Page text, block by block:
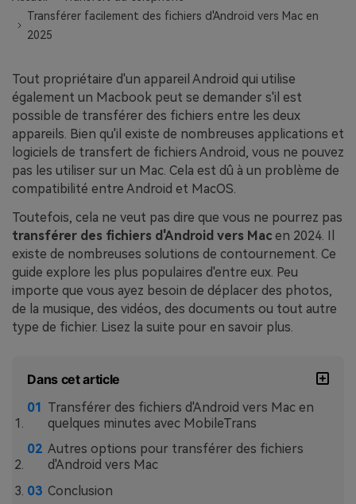
EXPLOREZ PLUS DE SUJETS
Plan Éducation
Transférer facilement des fichiers d'Android vers Mac en
2025
Tout propriétaire d'un appareil Android qui utilise
également un Macbook peut se demander s'il est
possible de transférer des fichiers entre les deux
appareils. Bien qu'il existe de nombreuses applications et
logiciels de transfert de fichiers Android, vous ne pouvez
pas les utiliser sur un Mac. Cela est dû à un problème de
compatibilité entre Android et MacOS.
Toutefois, cela ne veut pas dire que vous ne pourrez pas
transférer des fichiers d'Android vers Mac en 2024. Il
existe de nombreuses solutions de contournement. Ce
guide explore les plus populaires d'entre eux. Peu
importe que vous ayez besoin de déplacer des photos,
de la musique, des vidéos, des documents ou tout autre
type de fichier. Lisez la suite pour en savoir plus.
Dans cet article
Transférer des fichiers d'Android vers Mac en
quelques minutes avec MobileTrans
Autres options pour transférer des fichiers
d'Android vers Mac
Conclusion